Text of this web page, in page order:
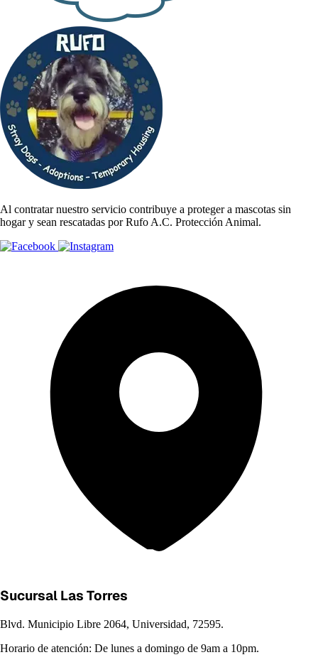
Al contratar nuestro servicio contribuye a proteger a mascotas sin
hogar y sean rescatadas por Rufo A.C. Protección Animal.
Sucursal Las Torres
Blvd. Municipio Libre 2064, Universidad, 72595.
Horario de atención: De lunes a domingo de 9am a 10pm.